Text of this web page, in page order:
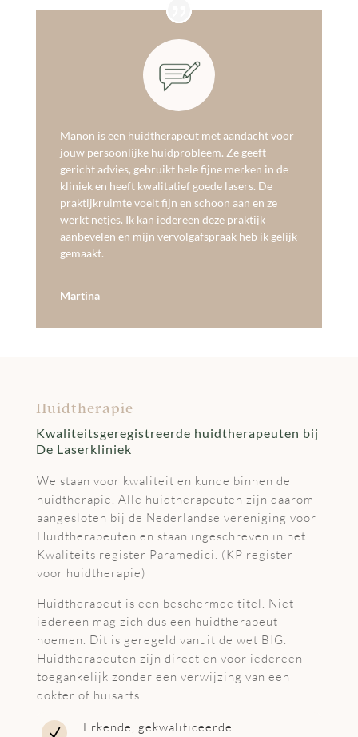
Manon is een huidtherapeut met aandacht voor
jouw persoonlijke huidprobleem. Ze geeft
gericht advies, gebruikt hele fijne merken in de
kliniek en heeft kwalitatief goede lasers. De
praktijkruimte voelt fijn en schoon aan en ze
werkt netjes. Ik kan iedereen deze praktijk
aanbevelen en mijn vervolgafspraak heb ik gelijk
gemaakt.
Martina
Huidtherapie
Kwaliteitsgeregistreerde huidtherapeuten bij
De Laserkliniek
We staan voor kwaliteit en kunde binnen de
huidtherapie. Alle huidtherapeuten zijn daarom
aangesloten bij de Nederlandse vereniging voor
Huidtherapeuten en staan ingeschreven in het
Kwaliteits register Paramedici. (KP register
voor huidtherapie)
Huidtherapeut is een beschermde titel. Niet
iedereen mag zich dus een huidtherapeut
noemen. Dit is geregeld vanuit de wet BIG.
Huidtherapeuten zijn direct en voor iedereen
toegankelijk zonder een verwijzing van een
dokter of huisarts.
N Erkende, gekwalificeerde